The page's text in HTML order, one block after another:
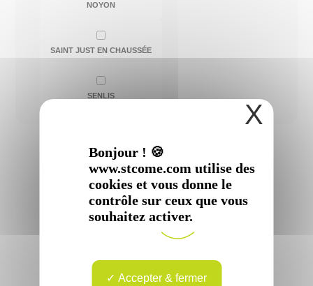
NOYON
SAINT JUST EN CHAUSSÉE
SENLIS
Mme
DUCROCQ
X
Bonjour ! 🍪
www.stcome.com utilise des
cookies et vous donne le
contrôle sur ceux que vous
souhaitez activer.
Accepter & fermer